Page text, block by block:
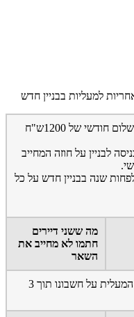
למעליות בבניין חדש
חברת המעליות דורשת מאיתנו לשלם תשלום חודשי של 1200ש"ח
לבניין על חוזה המחייב
שנה בבניין חדש על כל
מה ששני דיירים
חתמו לא מחייב את
השאר
ולגבי האחריות- הקבלן מחוייב לתקן את המעלית על חשבונו תוך 3